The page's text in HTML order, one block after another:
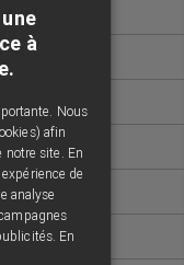
FRENCH
à
Nous
afin
notre site. En
de
analyse
En